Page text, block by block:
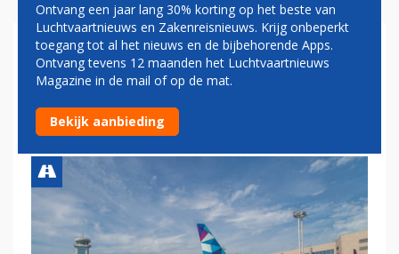
RUSLAND STAAKT EXPORT
VLIEGTUIGBRANDSTOF OM
TEKORTEN TE VOORKOMEN
Ontvang een jaar lang 30% korting op het beste van
Luchtvaartnieuws en Zakenreisnieuws. Krijg onbeperkt
toegang tot al het nieuws en de bijbehorende Apps.
Ontvang tevens 12 maanden het Luchtvaartnieuws
Magazine in de mail of op de mat.
Bekijk aanbieding